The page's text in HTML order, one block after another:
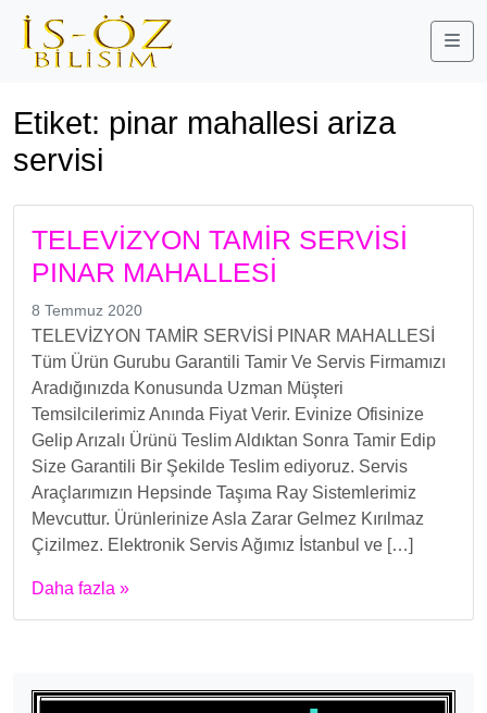
Etiket: pinar mahallesi ariza
servisi
TELEVİZYON TAMİR SERVİSİ
PINAR MAHALLESİ
8 Temmuz 2020
TELEVİZYON TAMİR SERVİSİ PINAR MAHALLESİ
Tüm Ürün Gurubu Garantili Tamir Ve Servis Firmamızı
Aradığınızda Konusunda Uzman Müşteri
Temsilcilerimiz Anında Fiyat Verir. Evinize Ofisinize
Gelip Arızalı Ürünü Teslim Aldıktan Sonra Tamir Edip
Size Garantili Bir Şekilde Teslim ediyoruz. Servis
Araçlarımızın Hepsinde Taşıma Ray Sistemlerimiz
Mevcuttur. Ürünlerinize Asla Zarar Gelmez Kırılmaz
Çizilmez. Elektronik Servis Ağımız İstanbul ve […]
Daha fazla »